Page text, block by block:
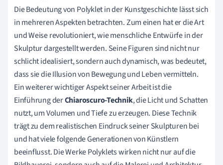
Die Bedeutung von Polyklet in der Kunstgeschichte lässt sich
in mehreren Aspekten betrachten. Zum einen hat er die Art
und Weise revolutioniert, wie menschliche Entwürfe in der
Skulptur dargestellt werden. Seine Figuren sind nicht nur
schlicht idealisiert, sondern auch dynamisch, was bedeutet,
dass sie die Illusion von Bewegung und Leben vermitteln.
Ein weiterer wichtiger Aspekt seiner Arbeit ist die
Einführung derChiaroscuro-Technik, die Licht und Schatten
nutzt, um Volumen und Tiefe zu erzeugen. Diese Technik
trägt zu dem realistischen Eindruck seiner Skulpturen bei
und hat viele folgende Generationen von Künstlern
beeinflusst. Die Werke Polyklets wirken nicht nur auf die